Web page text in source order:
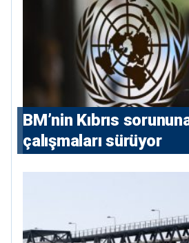
BM’nin Kıbrıs
çalışmaları sürüyor